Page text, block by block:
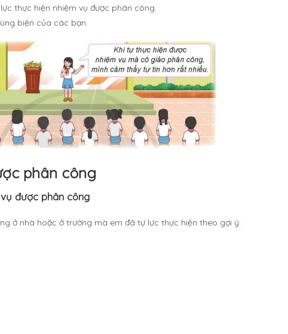
thực hiện nhiệm vụ được phân công.
biện của các bạn.
phân công
được phân công
ở nhà hoặc ở trường mà em đã tự lực thực hiện theo gợi ý: